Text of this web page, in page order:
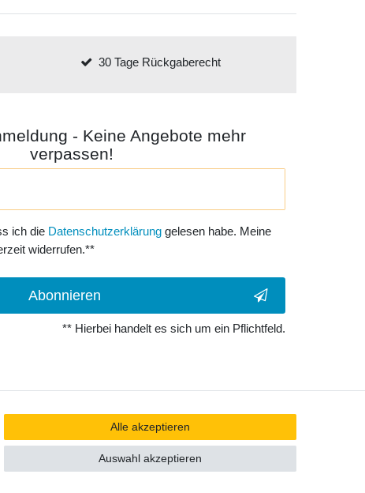
30 Tage Rückgaberecht
- Keine Angebote mehr
verpassen!
ich die Daten­schutz­erklärunggelesen habe. Meine
widerrufen.**
Abonnieren
** Hierbei handelt es sich um ein Pflichtfeld.
Alle akzeptieren
Auswahl akzeptieren